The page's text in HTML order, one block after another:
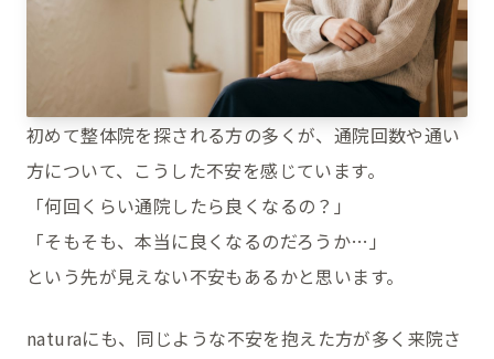
初めて整体院を探される方の多くが、通院回数や通い
方について、こうした不安を感じています。
「何回くらい通院したら良くなるの？」
「そもそも、本当に良くなるのだろうか…」
という先が見えない不安もあるかと思います。
naturaにも、同じような不安を抱えた方が多く来院さ